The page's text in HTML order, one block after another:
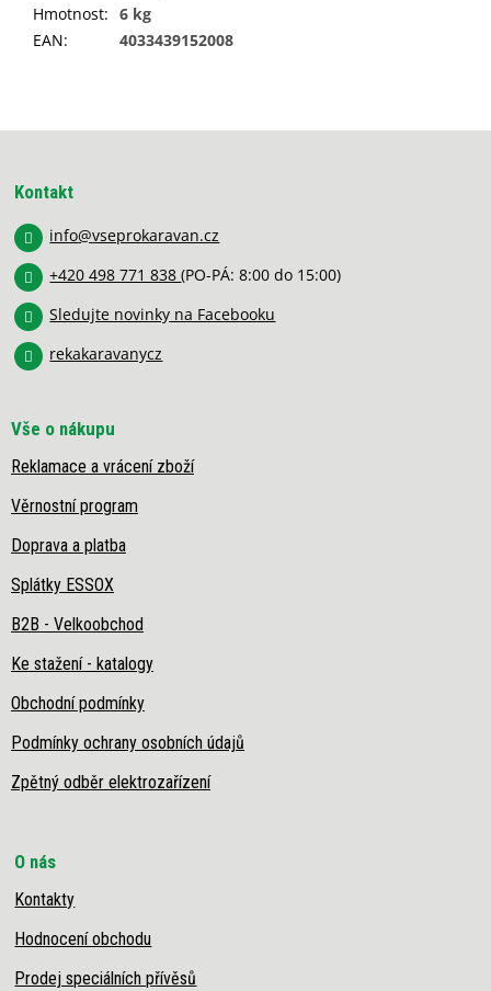
Hmotnost: 6 kg
EAN: 4033439152008
Kontakt
info@vseprokaravan.cz
+420 498 771 838(PO-PÁ: 8:00 do 15:00)
Sledujte novinky na Facebooku
rekakaravanycz
Vše o nákupu
Reklamace a vrácení zboží
Věrnostní program
Doprava a platba
Splátky ESSOX
B2B - Velkoobchod
Ke stažení - katalogy
Obchodní podmínky
Podmínky ochrany osobních údajů
Zpětný odběr elektrozařízení
O nás
Kontakty
Hodnocení obchodu
Prodej speciálních přívěsů